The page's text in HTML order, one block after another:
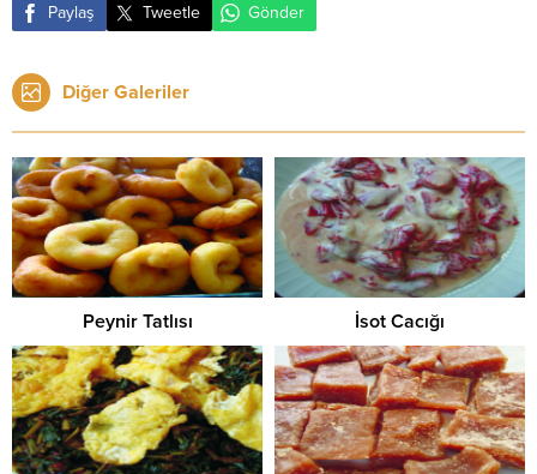
Paylaş Tweetle Gönder
Diğer Galeriler
Peynir Tatlısı İsot Cacığı